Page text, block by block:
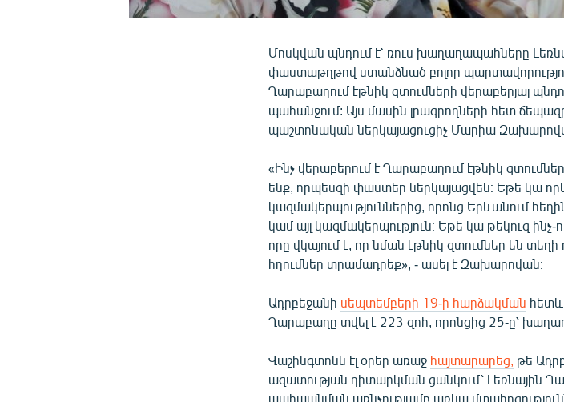
Մոսկվան պնդում է՝ ռուս խաղաղապահները
փաստաթղթով ստանձնած բոլոր
Ղարաբաղում էթնիկ զտումների վերաբերյալ
պահանջում: Այս մասին լրագրողների հետ
պաշտոնական ներկայացուցիչ Մարիա
«Ինչ վերաբերում է Ղարաբաղում էթնիկ
ենք, որպեսզի փաստեր ներկայացվեն։ Եթե կա
կազմակերպություններից, որոնց Երևանում
կամ այլ կազմակերպություն։ Եթե կա թեկուզ
որը վկայում է, որ նման էթնիկ զտումներ են տեղի
հղումներ տրամադրեք», - ասել է Զախարովան։
Ադրբեջանի սեպտեմբերի 19-ի հարձակման
Ղարաբաղը տվել է 223 զոհ, որոնցից 25-ը՝
Վաշինգտոնն էլ օրեր առաջ հայտարարեց, թե
ազատության դիտարկման ցանկում՝ Լեռնային
պահպանման առնչությամբ առկա